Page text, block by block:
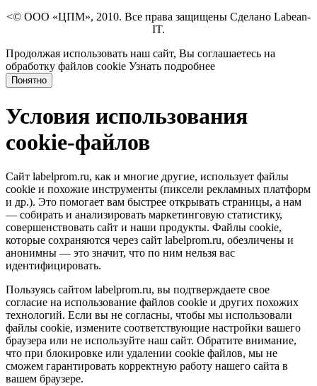
<© ООО «ЦПМ», 2010. Все права защищены Сделано Labean-
IT.
Продолжая использовать наш сайт, Вы соглашаетесь на
обработку файлов cookie Узнать подробнее
Понятно
Условия использования
cookie-файлов
Сайт labelprom.ru, как и многие другие, использует файлы
cookie и похожие инструменты (пиксели рекламных платформ
и др.). Это помогает вам быстрее открывать страницы, а нам
— собирать и анализировать маркетинговую статистику,
совершенствовать сайт и наши продукты. Файлы сookie,
которые сохраняются через сайт labelprom.ru, обезличены и
анонимны — это значит, что по ним нельзя вас
идентифицировать.
Пользуясь сайтом labelprom.ru, вы подтверждаете свое
согласие на использование файлов cookie и других похожих
технологий. Если вы не согласны, чтобы мы использовали
файлы cookie, измените соответствующие настройки вашего
браузера или не используйте наш сайт. Обратите внимание,
что при блокировке или удалении cookie файлов, мы не
сможем гарантировать корректную работу нашего сайта в
вашем браузере.